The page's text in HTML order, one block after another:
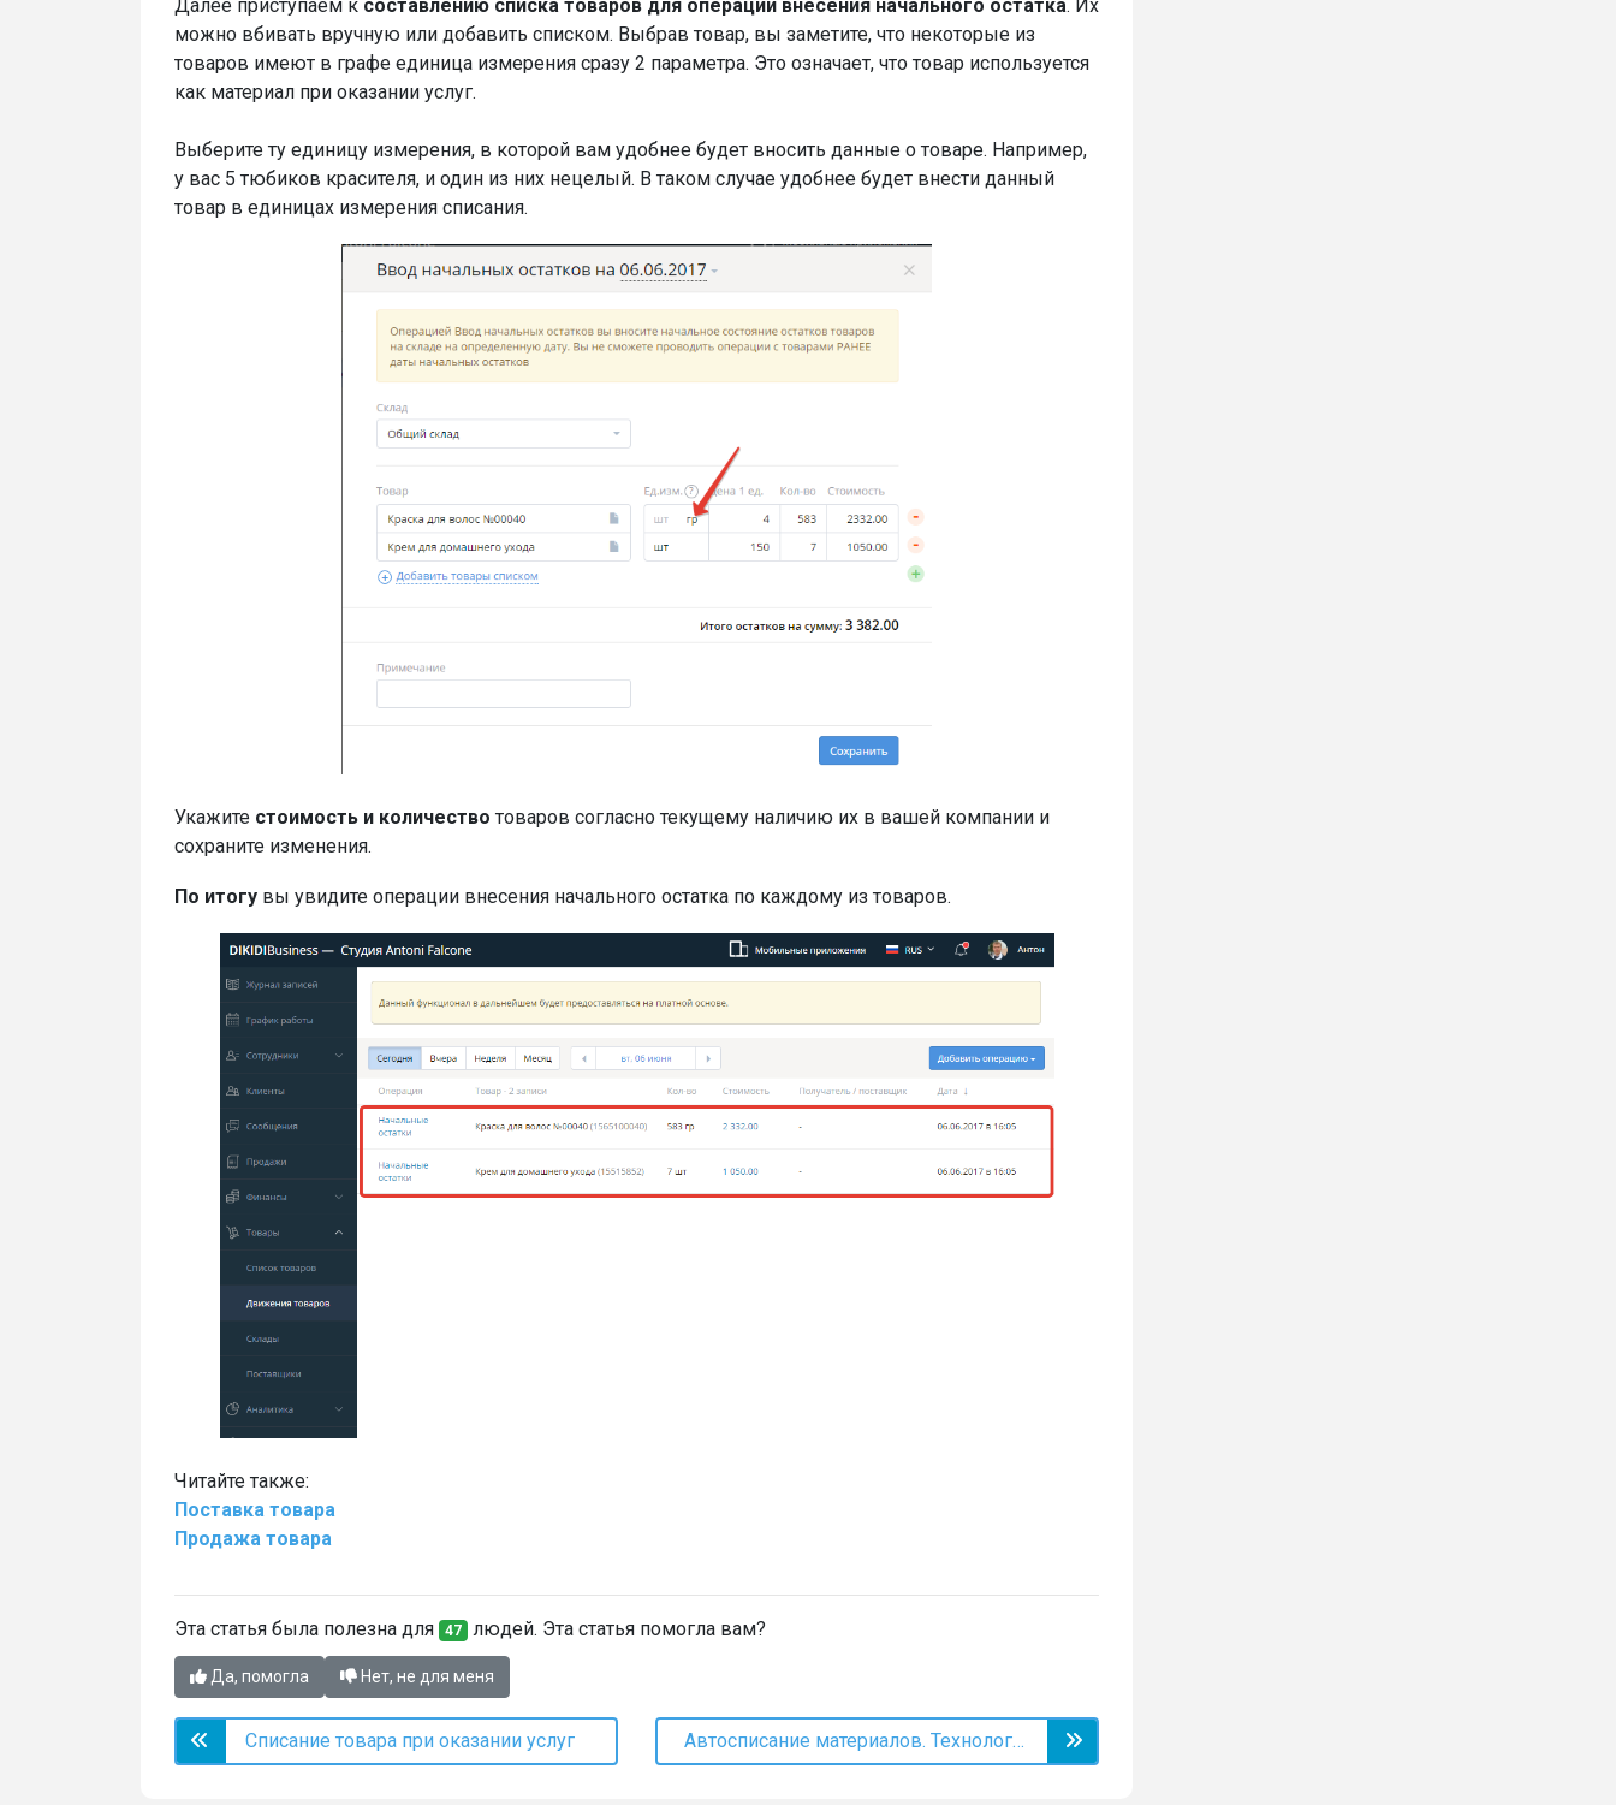
Далее приступаем к составлению списка товаров для операции внесения начального остатка. Их
можно вбивать вручную или добавить списком. Выбрав товар, вы заметите, что некоторые из
товаров имеют в графе единица измерения сразу 2 параметра. Это означает, что товар используется
как материал при оказании услуг.
Выберите ту единицу измерения, в которой вам удобнее будет вносить данные о товаре. Например,
у вас 5 тюбиков красителя, и один из них нецелый. В таком случае удобнее будет внести данный
товар в единицах измерения списания.
Укажите стоимость и количество товаров согласно текущему наличию их в вашей компании и
сохраните изменения.
По итогу вы увидите операции внесения начального остатка по каждому из товаров.
Читайте также:
Поставка товара
Продажа товара
Эта статья была полезна для 47 людей. Эта статья помогла вам?
Да, помогла Нет, не для меня
Списание товара при оказании услуг Автосписание материалов. Технологические карты услуги